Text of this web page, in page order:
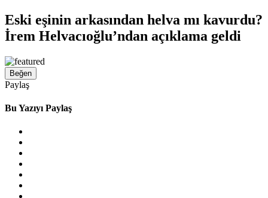
Eski eşinin arkasından helva mı kavurdu?
İrem Helvacıoğlu’ndan açıklama geldi
Beğen
Paylaş
Bu Yazıyı Paylaş